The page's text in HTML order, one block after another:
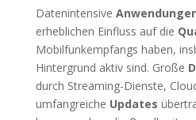
Datenintensive
erheblichen Einfluss auf die
Mobilfunkempfangs haben,
Hintergrund aktiv sind. Große
durch Streaming-Dienste,
umfangreiche Updates